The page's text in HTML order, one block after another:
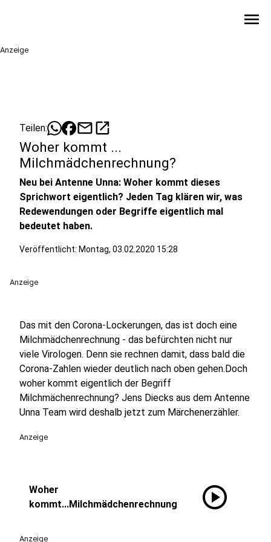
menu
Anzeige
Teilen: mailopen_in_new
Woher kommt ...
Milchmädchenrechnung?
Neu bei Antenne Unna: Woher kommt dieses
Sprichwort eigentlich? Jeden Tag klären wir, was
Redewendungen oder Begriffe eigentlich mal
bedeutet haben.
Veröffentlicht: Montag, 03.02.2020 15:28
Anzeige
Das mit den Corona-Lockerungen, das ist doch eine
Milchmädchenrechnung - das befürchten nicht nur
viele Virologen. Denn sie rechnen damit, dass bald die
Corona-Zahlen wieder deutlich nach oben gehen.Doch
woher kommt eigentlich der Begriff
Milchmächenrechnung? Jens Diecks aus dem Antenne
Unna Team wird deshalb jetzt zum Märchenerzähler.
Anzeige
Woher
kommt...Milchmädchenrechnung
play_circle
Anzeige